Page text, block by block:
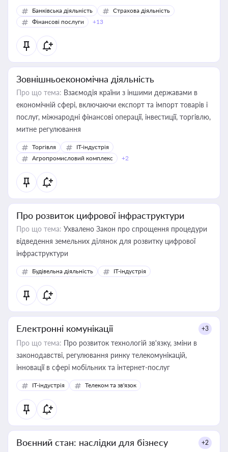
Банківська діяльність
Страхова діяльність
Фінансові послуги
+13
Зовнішньоекономічна діяльність
Про що тема: Взаємодія країни з іншими державами в
економічній сфері, включаючи експорт та імпорт товарів і
послуг, міжнародні фінансові операції, інвестиції, торгівлю,
митне регулювання
Торгівля
IT-індустрія
Агропромисловий комплекс
+2
Про розвиток цифрової інфраструктури
Про що тема: Ухвалено Закон про спрощення процедури
відведення земельних ділянок для розвитку цифрової
інфраструктури
Будівельна діяльність IT-індустрія
Електронні комунікації +3
Про що тема: Про розвиток технологій зв'язку, зміни в
законодавстві, регулювання ринку телекомунікацій,
інновації в сфері мобільних та інтернет-послуг
IT-індустрія Телеком та зв'язок
Воєнний стан: наслідки для бізнесу +2